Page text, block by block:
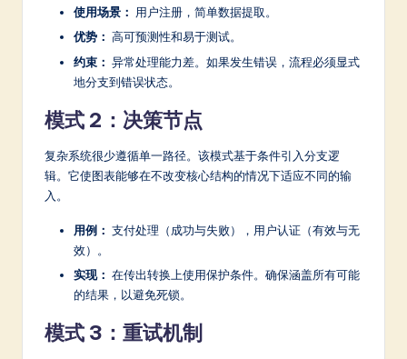
使用场景： 用户注册，简单数据提取。
优势： 高可预测性和易于测试。
约束： 异常处理能力差。如果发生错误，流程必须显式
地分支到错误状态。
模式 2：决策节点
复杂系统很少遵循单一路径。该模式基于条件引入分支逻
辑。它使图表能够在不改变核心结构的情况下适应不同的输
入。
用例： 支付处理（成功与失败），用户认证（有效与无
效）。
实现： 在传出转换上使用保护条件。确保涵盖所有可能
的结果，以避免死锁。
模式 3：重试机制